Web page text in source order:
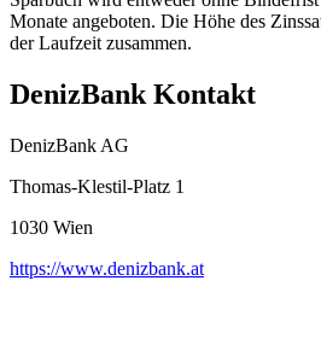
Monate angeboten. Die Höhe des
der Laufzeit zusammen.
DenizBank Kontakt
DenizBank AG
Thomas-Klestil-Platz 1
1030 Wien
https://www.denizbank.at